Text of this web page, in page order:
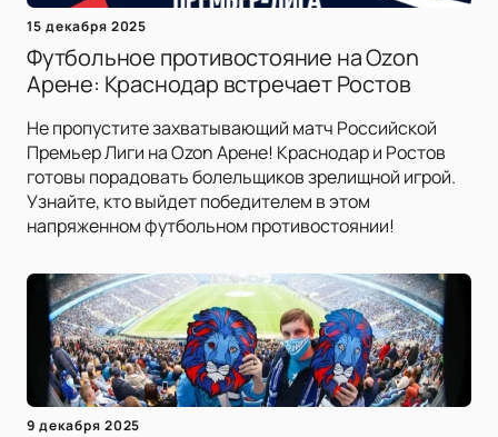
15 декабря 2025
Футбольное противостояние на Ozon
Арене: Краснодар встречает Ростов
Не пропустите захватывающий матч Российской
Премьер Лиги на Ozon Арене! Краснодар и Ростов
готовы порадовать болельщиков зрелищной игрой.
Узнайте, кто выйдет победителем в этом
напряженном футбольном противостоянии!
9 декабря 2025